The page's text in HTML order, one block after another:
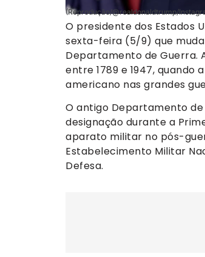
(Reprodução/@realdonaldtrump/
O presidente dos Estados
sexta-feira (5/9) que
Departamento de Guerra.
entre 1789 e 1947,
americano nas grandes
O antigo Departamento de
designação durante a
aparato militar no pós-
Estabelecimento Militar
Defesa.